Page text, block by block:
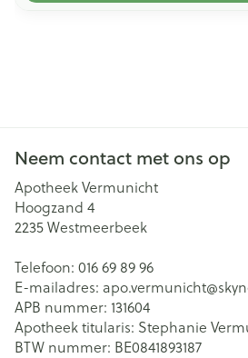
Neem contact met ons op
Apotheek Vermunicht
Hoogzand 4
2235Westmeerbeek
Telefoon: 016 69 89 96
E-mailadres: apo.vermunicht@
APB nummer: 131604
Apotheek titularis: Stephanie
BTW nummer: BE0841893187